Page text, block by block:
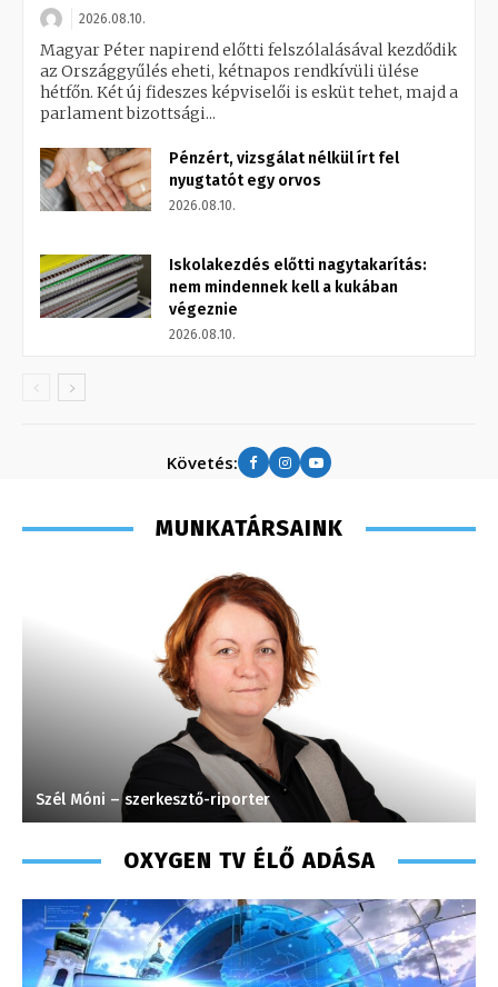
2026.08.10.
Magyar Péter napirend előtti felszólalásával kezdődik
az Országgyűlés eheti, kétnapos rendkívüli ülése
hétfőn. Két új fideszes képviselői is esküt tehet, majd a
parlament bizottsági...
Pénzért, vizsgálat nélkül írt fel
nyugtatót egy orvos
2026.08.10.
Iskolakezdés előtti nagytakarítás:
nem mindennek kell a kukában
végeznie
2026.08.10.
Követés:
MUNKATÁRSAINK
Szél Móni – szerkesztő-riporter
OXYGEN TV ÉLŐ ADÁSA